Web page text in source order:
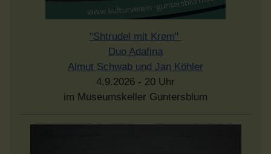
"Shtrudel mit Krem"
Duo Adafina
Almut Schwab und Jan Köhler
4.9.2026 - 20 Uhr
im Museumskeller Guntersblum